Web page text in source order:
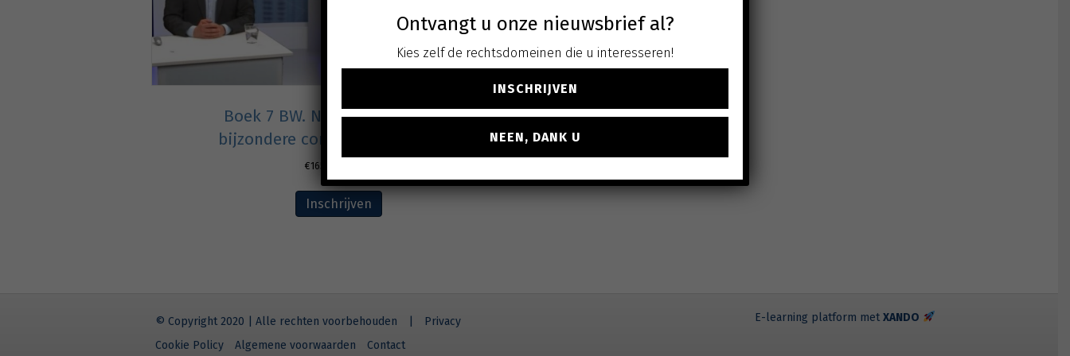
Boek 7 BW. Nieuwe regels voor
bijzondere contracten op komst
€165,00
Inschrijven
© Copyright 2020 | Alle rechten voorbehouden
Privacy
Cookie Policy
Algemene voorwaarden Contact
E-learning platform met XANDO
Ontvangt u onze nieuwsbrief al?
Kies zelf de rechtsdomeinen die u interesseren!
INSCHRIJVEN
NEEN, DANK U